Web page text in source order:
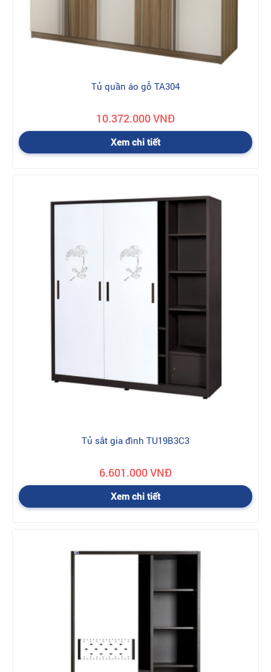
Tủ quần áo gỗ TA304
10.372.000 VNĐ
Xem chi tiết
Tủ sắt gia đình TU19B3C3
6.601.000 VNĐ
Xem chi tiết